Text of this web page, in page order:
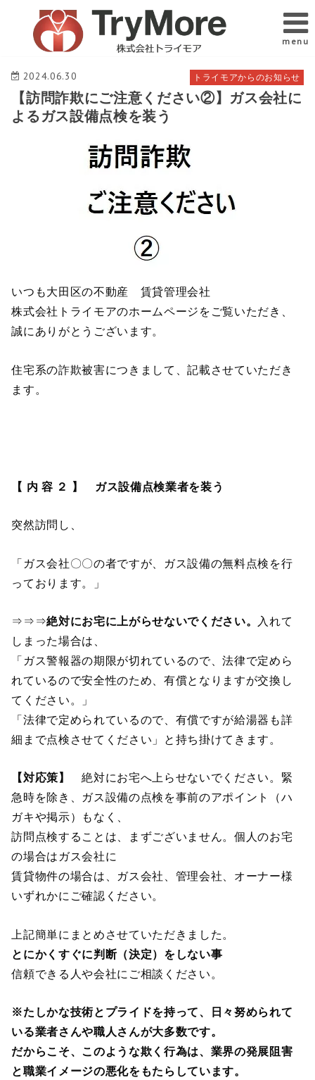
menu
トライモアからのお知らせ
2024.06.30
【訪問詐欺にご注意ください②】ガス会社に
よるガス設備点検を装う
いつも大田区の不動産 賃貸管理会社
株式会社トライモアのホームページをご覧いただき、
誠にありがとうございます。
住宅系の詐欺被害につきまして、記載させていただき
ます。
【 内 容 ２ 】 ガス設備点検業者を装う
突然訪問し、
「ガス会社〇〇の者ですが、ガス設備の無料点検を行
っております。」
⇒⇒⇒絶対にお宅に上がらせないでください。 入れて
しまった場合は、
「ガス警報器の期限が切れているので、法律で定めら
れているので安全性のため、有償となりますが交換し
てください。」
「法律で定められているので、有償ですが給湯器も詳
細まで点検させてください」と持ち掛けてきます。
【対応策】
絶対にお宅へ上らせないでください。緊
急時を除き、ガス設備の点検を事前のアポイント（ハ
ガキや掲示）もなく、
訪問点検することは、まずございません。個人のお宅
の場合はガス会社に
賃貸物件の場合は、ガス会社、管理会社、オーナー様
いずれかにご確認ください。
上記簡単にまとめさせていただきました。
とにかくすぐに判断（決定）をしない事
信頼できる人や会社にご相談ください。
※たしかな技術とプライドを持って、日々努められて
いる業者さんや職人さんが大多数です。
だからこそ、このような欺く行為は、業界の発展阻害
と職業イメージの悪化をもたらしています。